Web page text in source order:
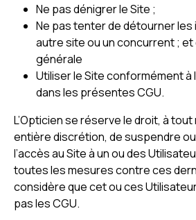
Ne pas dénigrer le Site ;
Ne pas tenter de détourner
autre site ou un concurrent ; et
générale
Utiliser le Site conformément à
dans les présentes CGU.
L’Opticien se réserve le droit, à
entière discrétion, de suspendre
l’accès au Site à un ou des
toutes les mesures contre ces
considère que cet ou ces
pas les CGU.